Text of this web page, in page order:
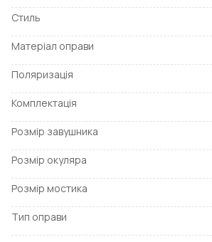
Стиль
Матеріал оправи
Поляризація
Комплектація
Розмір завушника
Розмір окуляра
Розмір мостика
Тип оправи